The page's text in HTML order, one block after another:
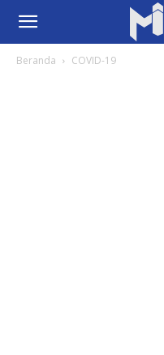
Beranda COVID-19